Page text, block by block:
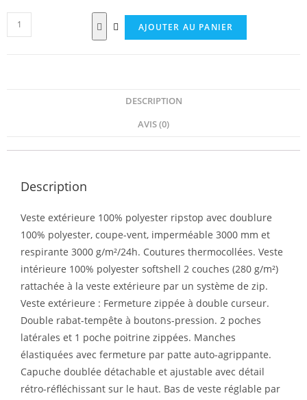
AJOUTER AU PANIER
DESCRIPTION
AVIS (0)
Description
Veste extérieure 100% polyester ripstop avec doublure
100% polyester, coupe-vent, imperméable 3000 mm et
respirante 3000 g/m²/24h. Coutures thermocollées. Veste
intérieure 100% polyester softshell 2 couches (280 g/m²)
rattachée à la veste extérieure par un système de zip.
Veste extérieure : Fermeture zippée à double curseur.
Double rabat-tempête à boutons-pression. 2 poches
latérales et 1 poche poitrine zippées. Manches
élastiquées avec fermeture par patte auto-agrippante.
Capuche doublée détachable et ajustable avec détail
rétro-réfléchissant sur le haut. Bas de veste réglable par